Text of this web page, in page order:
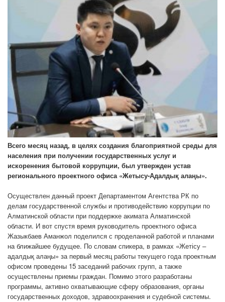
Всего месяц назад, в целях создания благоприятной среды для
населения при получении государственных услуг и
искоренения бытовой коррупции, был утвержден устав
регионального проектного офиса «Жетысу-Адалдық алаңы».
Осуществлен данный проект Департаментом Агентства РК по
делам государственной службы и противодействию коррупции по
Алматинской области при поддержке акимата Алматинской
области. И вот спустя время руководитель проектного офиса
Жазыкбаев Аманжол поделился с проделанной работой и планами
на ближайшее будущее. По словам спикера, в рамках «Жетісу –
адалдық алаңы» за первый месяц работы текущего года проектным
офисом проведены 15 заседаний рабочих групп, а также
осуществлены приемы граждан. Помимо этого разработаны
программы, активно охватывающие сферу образования, органы
государственных доходов, здравоохранения и судебной системы.